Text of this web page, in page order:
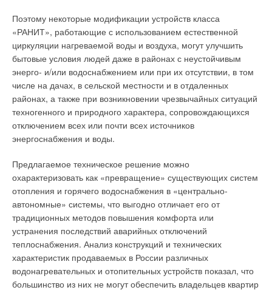
Поэтому некоторые модификации устройств класса
«РАНИТ», работающие с использованием естественной
циркуляции нагреваемой воды и воздуха, могут улучшить
бытовые условия людей даже в районах с неустойчивым
энерго- и/или водоснабжением или при их отсутствии, в том
числе на дачах, в сельской местности и в отдаленных
районах, а также при возникновении чрезвычайных ситуаций
техногенного и природного характера, сопровождающихся
отключением всех или почти всех источников
энергоснабжения и воды.
Предлагаемое техническое решение можно
охарактеризовать как «превращение» существующих систем
отопления и горячего водоснабжения в «центрально-
автономные» системы, что выгодно отличает его от
традиционных методов повышения комфорта или
устранения последствий аварийных отключений
теплоснабжения. Анализ конструкций и технических
характеристик продаваемых в России различных
водонагревательных и отопительных устройств показал, что
большинство из них не могут обеспечить владельцев квартир